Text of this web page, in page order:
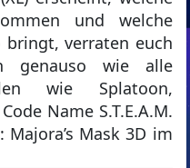
und welche
bringt, verraten euch
genauso wie alle
wie Splatoon,
Name S.T.E.A.M.
Mask 3D im